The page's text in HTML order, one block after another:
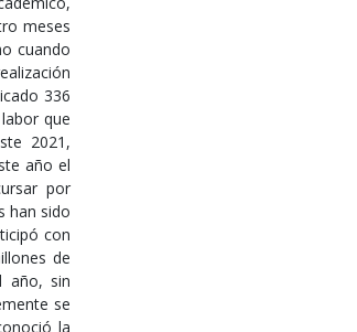
meses
cuando
336
que
2021,
año el
por
han sido
con
de
año, sin
se
la